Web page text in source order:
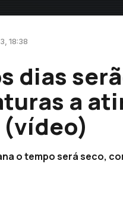
18:38
dias
a
o tempo será seco,